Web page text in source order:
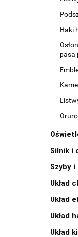
Haki
pasa
Silnik i
Szyby i
Układ
Układ
Układ
Układ